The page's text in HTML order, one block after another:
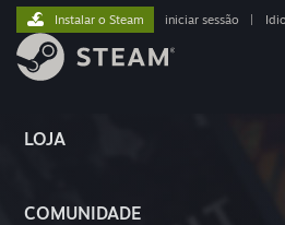
LOJA
COMUNIDADE
Instalar o Steam iniciar sessão